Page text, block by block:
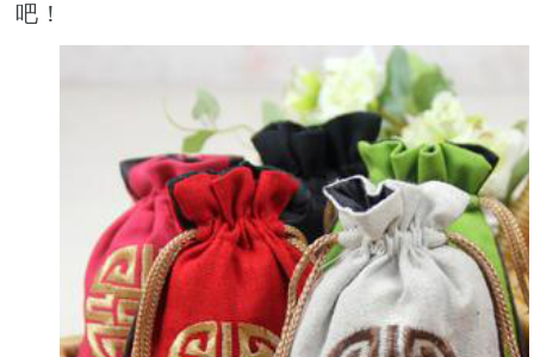
吧！